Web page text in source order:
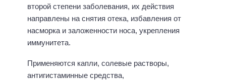
второй степени заболевания, их действия
направлены на снятия отека, избавления от
насморка и заложенности носа, укрепления
иммунитета.
Применяются капли, солевые растворы,
антигистаминные средства,